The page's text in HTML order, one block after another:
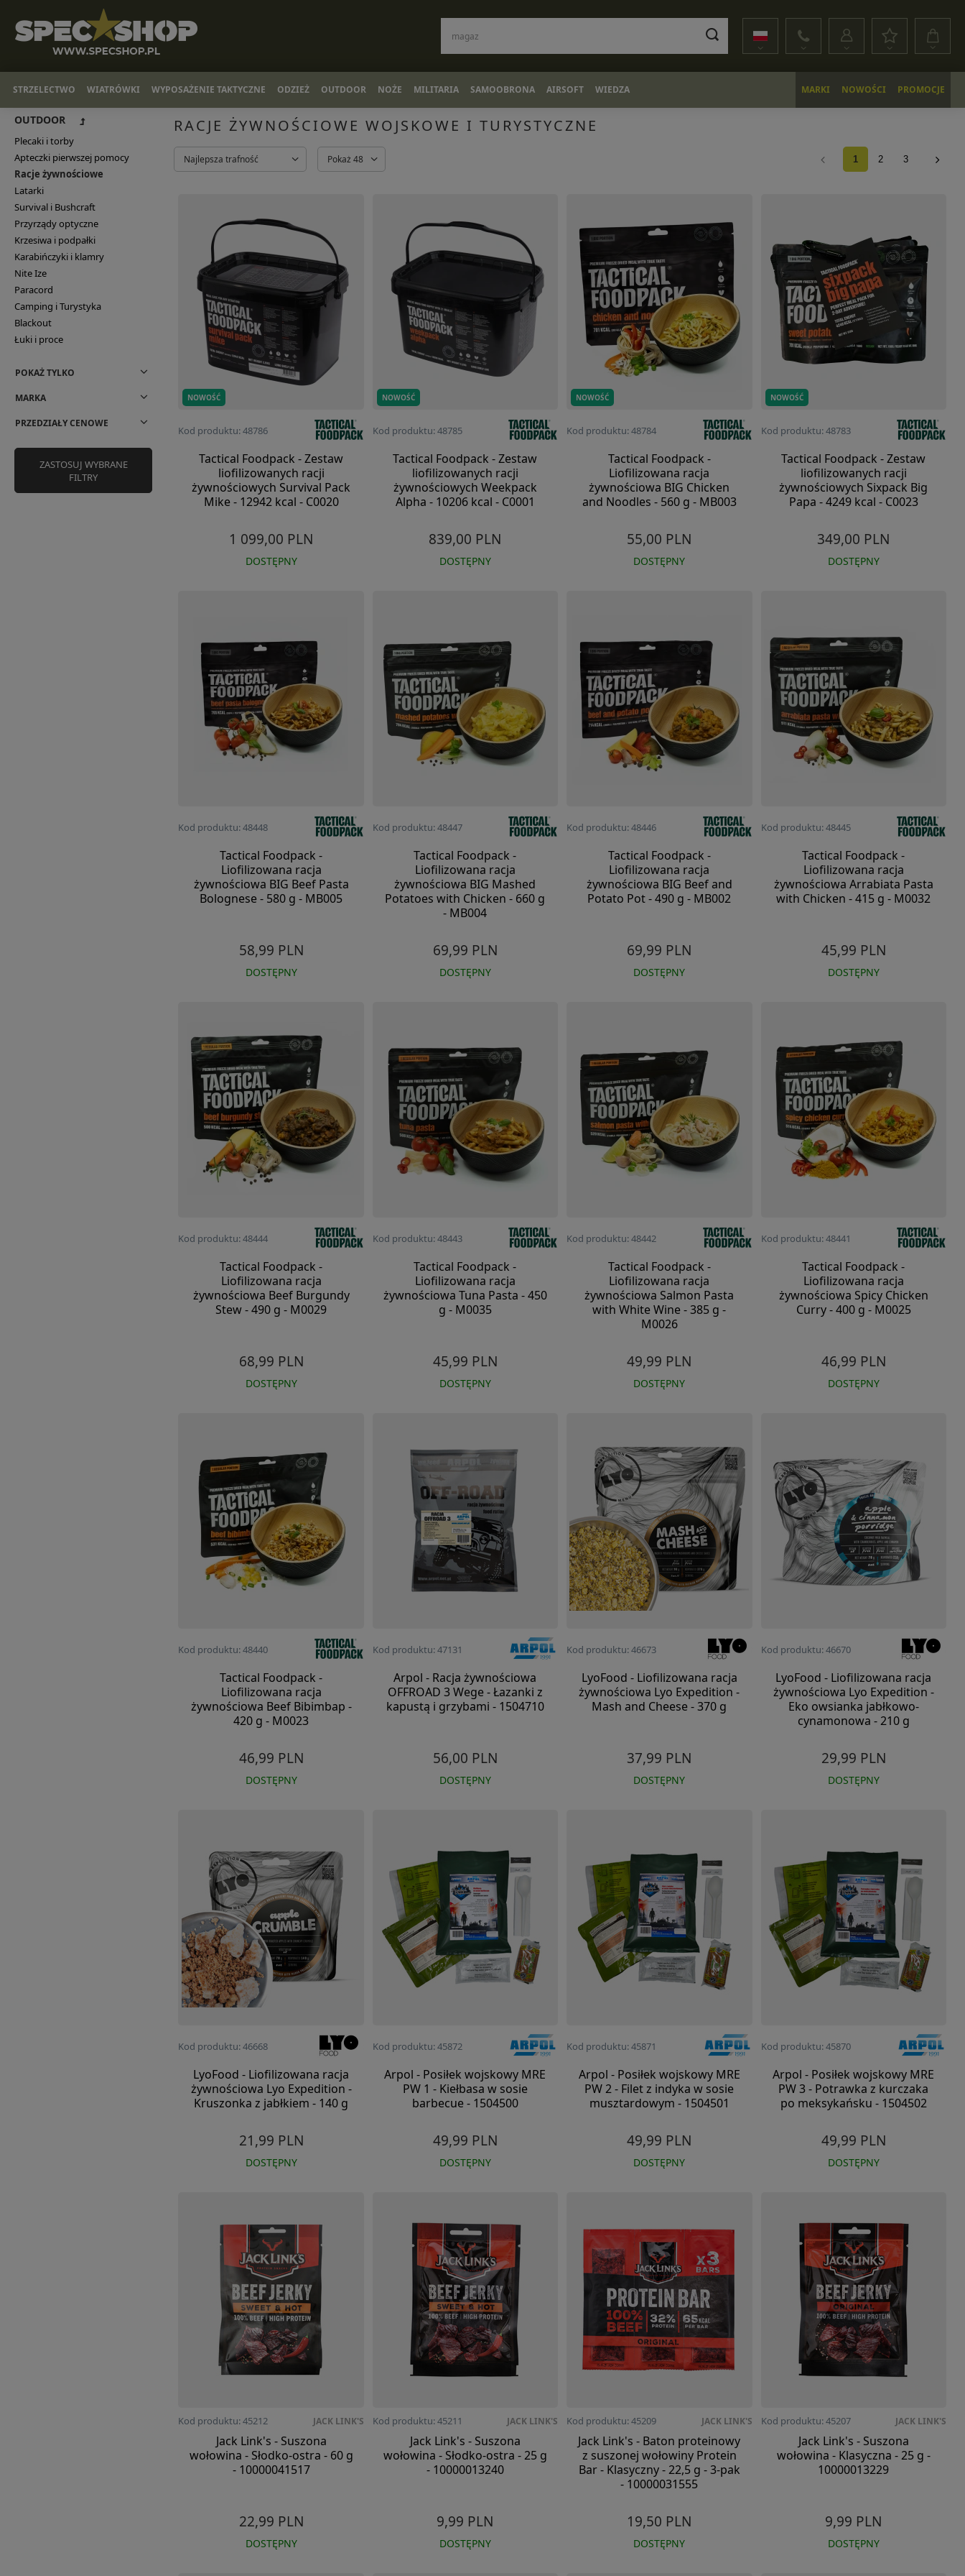
STRZELECTWO WIATRÓWKI WYPOSAŻENIE TAKTYCZNE ODZIEŻ OUTDOOR NOŻE MILITARIA SAMOOBRONA AIRSOFT WIEDZA MARKI NOWOŚCI PROMOCJE
OUTDOOR
Plecaki i torby
Apteczki pierwszej pomocy
Racje żywnościowe
Latarki
Survival i Bushcraft
Przyrządy optyczne
Krzesiwa i podpałki
Karabińczyki i klamry
Nite Ize
Paracord
Camping i Turystyka
Blackout
Łuki i proce
POKAŻ TYLKO
MARKA
PRZEDZIAŁY CENOWE
ZASTOSUJ WYBRANE
FILTRY
RACJE ŻYWNOŚCIOWE WOJSKOWE I TURYSTYCZNE
Najlepsza trafność Pokaż 48 1 2 3
NOWOŚĆ
Kod produktu: 48786
Tactical Foodpack - Zestaw
liofilizowanych racji
żywnościowych Survival Pack
Mike - 12942 kcal - C0020
1 099,00 PLN
DOSTĘPNY
NOWOŚĆ
Kod produktu: 48785
Tactical Foodpack - Zestaw
liofilizowanych racji
żywnościowych Weekpack
Alpha - 10206 kcal - C0001
839,00 PLN
DOSTĘPNY
NOWOŚĆ
Kod produktu: 48784
Tactical Foodpack -
Liofilizowana racja
żywnościowa BIG Chicken
and Noodles - 560 g - MB003
55,00 PLN
DOSTĘPNY
NOWOŚĆ
Kod produktu: 48783
Tactical Foodpack - Zestaw
liofilizowanych racji
żywnościowych Sixpack Big
Papa - 4249 kcal - C0023
349,00 PLN
DOSTĘPNY
Kod produktu: 48448
Tactical Foodpack -
Liofilizowana racja
żywnościowa BIG Beef Pasta
Bolognese - 580 g - MB005
58,99 PLN
DOSTĘPNY
Kod produktu: 48447
Tactical Foodpack -
Liofilizowana racja
żywnościowa BIG Mashed
Potatoes with Chicken - 660 g
- MB004
69,99 PLN
DOSTĘPNY
Kod produktu: 48446
Tactical Foodpack -
Liofilizowana racja
żywnościowa BIG Beef and
Potato Pot - 490 g - MB002
69,99 PLN
DOSTĘPNY
Kod produktu: 48445
Tactical Foodpack -
Liofilizowana racja
żywnościowa Arrabiata Pasta
with Chicken - 415 g - M0032
45,99 PLN
DOSTĘPNY
Kod produktu: 48444
Tactical Foodpack -
Liofilizowana racja
żywnościowa Beef Burgundy
Stew - 490 g - M0029
68,99 PLN
DOSTĘPNY
Kod produktu: 48443
Tactical Foodpack -
Liofilizowana racja
żywnościowa Tuna Pasta - 450
g - M0035
45,99 PLN
DOSTĘPNY
Kod produktu: 48442
Tactical Foodpack -
Liofilizowana racja
żywnościowa Salmon Pasta
with White Wine - 385 g -
M0026
49,99 PLN
DOSTĘPNY
Kod produktu: 48441
Tactical Foodpack -
Liofilizowana racja
żywnościowa Spicy Chicken
Curry - 400 g - M0025
46,99 PLN
DOSTĘPNY
Kod produktu: 48440
Tactical Foodpack -
Liofilizowana racja
żywnościowa Beef Bibimbap -
420 g - M0023
46,99 PLN
DOSTĘPNY
Kod produktu: 47131
Arpol - Racja żywnościowa
OFFROAD 3 Wege - Łazanki z
kapustą i grzybami - 1504710
56,00 PLN
DOSTĘPNY
Kod produktu: 46673
LyoFood - Liofilizowana racja
żywnościowa Lyo Expedition -
Mash and Cheese - 370 g
37,99 PLN
DOSTĘPNY
Kod produktu: 46670
LyoFood - Liofilizowana racja
żywnościowa Lyo Expedition -
Eko owsianka jabłkowo-
cynamonowa - 210 g
29,99 PLN
DOSTĘPNY
Kod produktu: 46668
LyoFood - Liofilizowana racja
żywnościowa Lyo Expedition -
Kruszonka z jabłkiem - 140 g
21,99 PLN
DOSTĘPNY
Kod produktu: 45872
Arpol - Posiłek wojskowy MRE
PW 1 - Kiełbasa w sosie
barbecue - 1504500
49,99 PLN
DOSTĘPNY
Kod produktu: 45871
Arpol - Posiłek wojskowy MRE
PW 2 - Filet z indyka w sosie
musztardowym - 1504501
49,99 PLN
DOSTĘPNY
Kod produktu: 45870
Arpol - Posiłek wojskowy MRE
PW 3 - Potrawka z kurczaka
po meksykańsku - 1504502
49,99 PLN
DOSTĘPNY
Kod produktu: 45212 JACK LINK'S
Jack Link's - Suszona
wołowina - Słodko-ostra - 60 g
- 10000041517
22,99 PLN
DOSTĘPNY
Kod produktu: 45211 JACK LINK'S
Jack Link's - Suszona
wołowina - Słodko-ostra - 25 g
- 10000013240
9,99 PLN
DOSTĘPNY
Kod produktu: 45209 JACK LINK'S
Jack Link's - Baton proteinowy
z suszonej wołowiny Protein
Bar - Klasyczny - 22,5 g - 3-pak
- 10000031555
19,50 PLN
DOSTĘPNY
Kod produktu: 45207 JACK LINK'S
Jack Link's - Suszona
wołowina - Klasyczna - 25 g -
10000013229
9,99 PLN
DOSTĘPNY